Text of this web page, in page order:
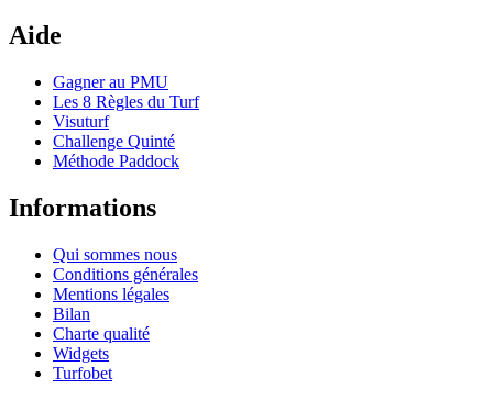
Aide
Gagner au PMU
Les 8 Règles du Turf
Visuturf
Challenge Quinté
Méthode Paddock
Informations
Qui sommes nous
Conditions générales
Mentions légales
Bilan
Charte qualité
Widgets
Turfobet